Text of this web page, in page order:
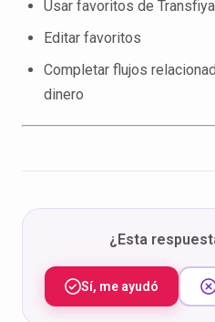
Usar favoritos de Transfiya
Editar favoritos
Completar flujos
dinero
¿Esta
Sí, me ayudó